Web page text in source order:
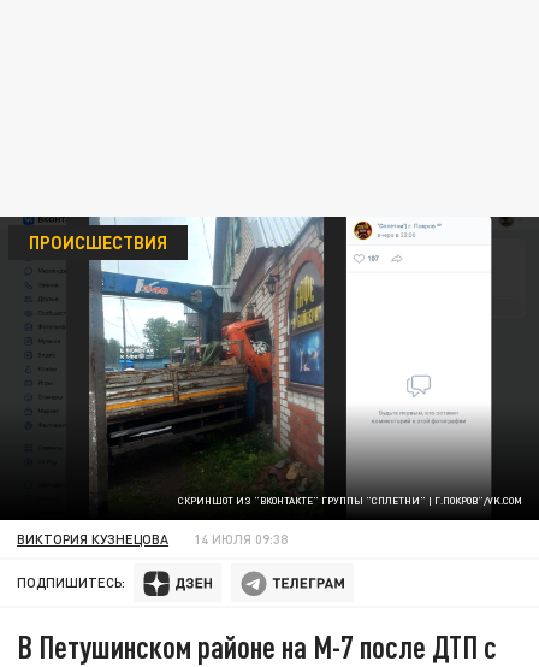
СКРИНШОТ ИЗ "ВКОНТАКТЕ" ГРУППЫ "СПЛЕТНИ" | Г.ПОКРОВ"/VK.COM
ПРОИСШЕСТВИЯ
ВИКТОРИЯ КУЗНЕЦОВА 14 ИЮЛЯ 09:38
ПОДПИШИТЕСЬ:
В Петушинском районе на М-7 после ДТП с